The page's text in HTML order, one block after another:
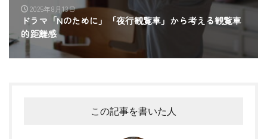
2025年8月13日
ドラマ「Nのために」「夜行観覧車」から考える観覧車
的距離感
この記事を書いた人